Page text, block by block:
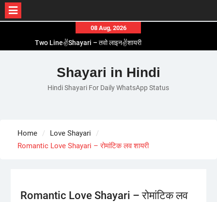
content
08 Aug, 2026
Two Line✌️Shayari – तवो लाइन✌️शायरी
Romantic Love😽Status – रोमांटिक लव😽स्टेटस
Love🥳Poetry In Hindi – लव🥳पोएट्री इन हिंदी
1 Line☝️Shayari In Hindi – १ लाइन☝️शायरी इन हिंदी
Shayari in Hindi
Hindi Shayari For Daily WhatsApp Status
Home
Love Shayari
Romantic Love Shayari – रोमांटिक लव शायरी
Romantic Love Shayari – रोमांटिक लव